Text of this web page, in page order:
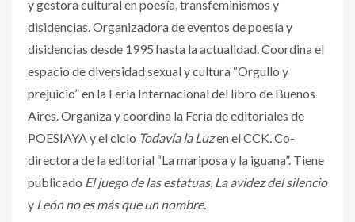
y gestora cultural en poesía, transfeminismos y
disidencias. Organizadora de eventos de poesía y
disidencias desde 1995 hasta la actualidad. Coordina el
espacio de diversidad sexual y cultura “Orgullo y
prejuicio” en la Feria Internacional del libro de Buenos
Aires. Organiza y coordina la Feria de editoriales de
POESIAYA y el ciclo Todavía la Luzen el CCK. Co-
directora de la editorial “La mariposa y la iguana”. Tiene
publicado El juego de las estatuas, La avidez del silencio
y León no es más que un nombre.